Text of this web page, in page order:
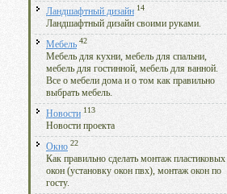
Ландшафтный дизайн 14
Ландшафтный дизайн своими руками.
Мебель 42
Мебель для кухни, мебель для спальни,
мебель для гостинной, мебель для ванной.
Все о мебели дома и о том как правильно
выбрать мебель.
Новости 113
Новости проекта
Окно 22
Как правильно сделать монтаж пластиковых
окон (установку окон пвх), монтаж окон по
госту.